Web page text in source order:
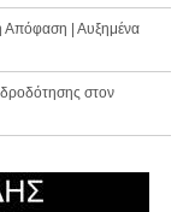
Απόφαση | Αυξημένα
στον